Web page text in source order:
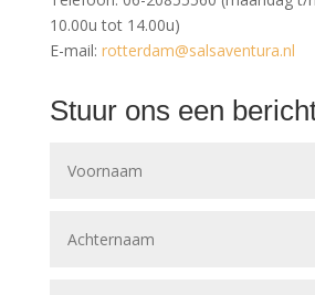
10.00u tot 14.00u)
E-mail: rotterdam@salsaventura.nl
Stuur ons een